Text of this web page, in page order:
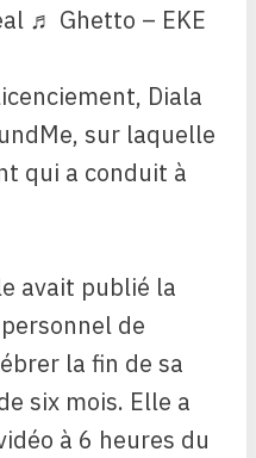
♬ Ghetto – EKE
Diala
sur laquelle
qui a conduit à
avait publié la
de
la fin de sa
six mois. Elle a
à 6 heures du